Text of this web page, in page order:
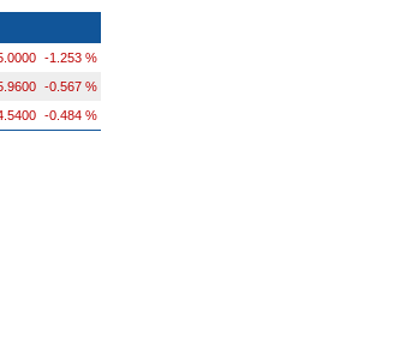
-1.253 %
-0.567 %
-0.484 %